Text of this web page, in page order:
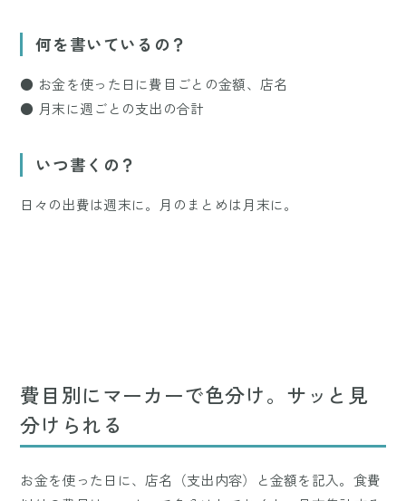
何を書いているの？
● お金を使った日に費目ごとの金額、店名
● 月末に週ごとの支出の合計
いつ書くの？
日々の出費は週末に。月のまとめは月末に。
費目別にマーカーで色分け。サッと見
分けられる
お金を使った日に、店名（支出内容）と金額を記入。食費